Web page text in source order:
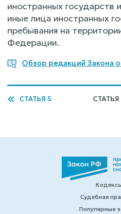
иностранных государств
иные лица иностранных
пребывания на
Федерации.
Обзор редакций Закона
СТАТЬЯ 5 СТАТЬЯ
Судебная
Популярные